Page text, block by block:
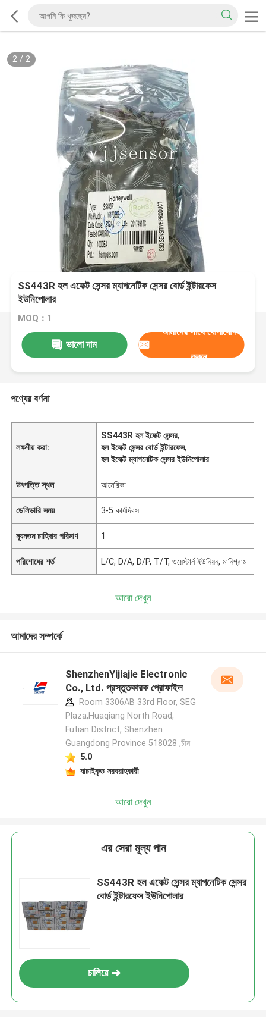
2/ 2
SS443R হল এফেক্ট সেন্সর ম্যাগনেটিক সেন্সর বোর্ড ইন্টারফেস
ইউনিপোলার
MOQ：1
ভালো দাম
আমাদের সাথে যোগাযোগ
করুন
পণ্যের বর্ণনা
লক্ষণীয় করা:
SS443R হল ইফেক্ট সেন্সর,
হল ইফেক্ট সেন্সর বোর্ড ইন্টারফেস,
হল ইফেক্ট ম্যাগনেটিক সেন্সর ইউনিপোলার
উৎপত্তি স্থল আমেরিকা
ডেলিভারি সময় 3-5 কার্যদিবস
ন্যূনতম চাহিদার পরিমাণ 1
পরিশোধের শর্ত L/C, D/A, D/P, T/T, ওয়েস্টার্ন ইউনিয়ন, মানিগ্রাম
আরো দেখুন
আমাদের সম্পর্কে
ShenzhenYijiajie Electronic
Co., Ltd. প্রস্তুতকারক প্রোফাইল
Room 3306AB 33rd Floor, SEG
Plaza,Huaqiang North Road,
Futian District, Shenzhen
Guangdong Province 518028 ,চীন
5.0
যাচাইকৃত সরবরাহকারী
আরো দেখুন
এর সেরা মূল্য পান
SS443R হল এফেক্ট সেন্সর ম্যাগনেটিক সেন্সর
বোর্ড ইন্টারফেস ইউনিপোলার
চালিয়ে